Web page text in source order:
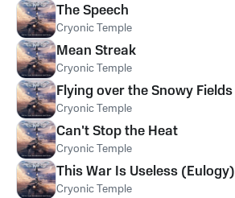
The Speech
Cryonic Temple
Mean Streak
Cryonic Temple
Flying over the Snowy Fields
Cryonic Temple
Can't Stop the Heat
Cryonic Temple
This War Is Useless (Eulogy)
Cryonic Temple